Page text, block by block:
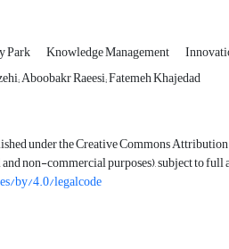
Park Knowledge Management
Aboobakr Raeesi; Fatemeh Khajedad
under the Creative Commons
non-commercial purposes), subject to
by/4.0/legalcode